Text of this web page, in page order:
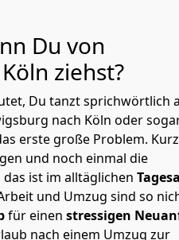
Du von
ziehst?
Du tanzt sprichwörtlich
nach Köln oder
erste große Problem.
und noch einmal die
ist im alltäglichen
und Umzug sind so
für einen stressigen
nach einem Umzug zur